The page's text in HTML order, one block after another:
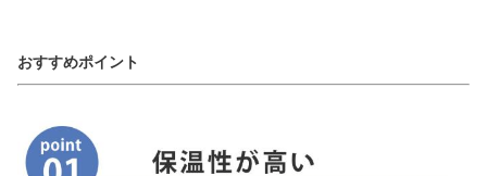
おすすめポイント